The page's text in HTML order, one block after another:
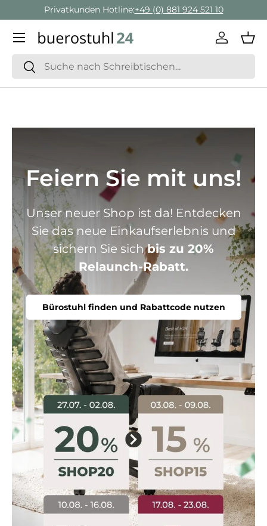
Direkt zum Inhalt
Geschäftskunden Beratung:+ 49 (0) 881 924 521 22
Suchen
Suchen
Menü
Feiern Sie mit uns!
Unser neuer Shop ist da! Entdecken
Sie das neue Einkaufserlebnis und
sichern Sie sichbis zu 20%
Relaunch-Rabatt.
Bürostuhl finden und Rabattcode nutzen